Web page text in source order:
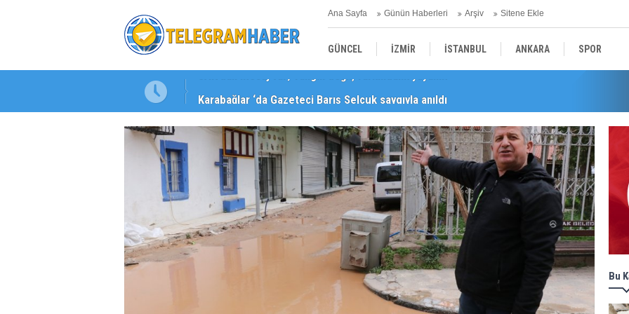
Ana Sayfa Günün Haberleri Arşiv Sitene Ekle
GÜNCEL İZMİR İSTANBUL ANKARA SPOR
Karabağlar ‘da Gazeteci Barış Selçuk saygıyla anıldı
Bu